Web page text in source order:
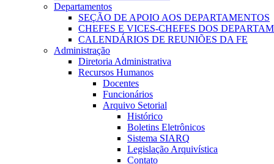
Departamentos
SEÇÃO DE APOIO AOS DEPARTAMENTOS
CHEFES E VICES-CHEFES DOS
CALENDÁRIOS DE REUNIÕES DA FE
Administração
Diretoria Administrativa
Recursos Humanos
Docentes
Funcionários
Arquivo Setorial
Histórico
Boletins Eletrônicos
Sistema SIARQ
Legislação Arquivística
Contato